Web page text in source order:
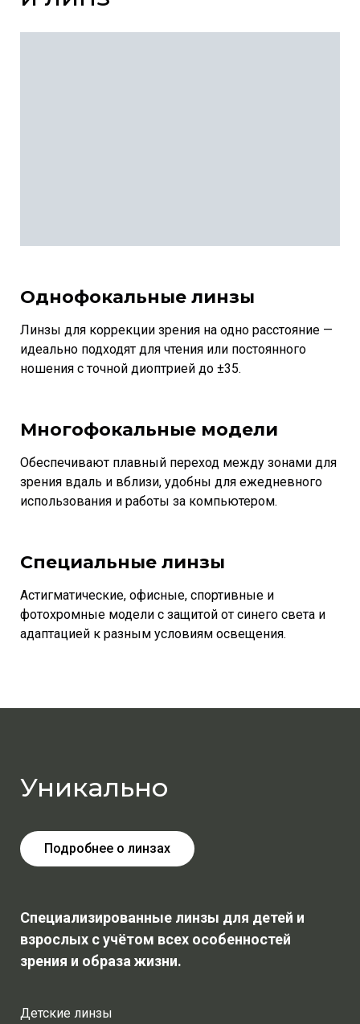
Однофокальные линзы
Линзы для коррекции зрения на одно расстояние —
идеально подходят для чтения или постоянного
ношения с точной диоптрией до ±35.
Многофокальные модели
Обеспечивают плавный переход между зонами для
зрения вдаль и вблизи, удобны для ежедневного
использования и работы за компьютером.
Специальные линзы
Астигматические, офисные, спортивные и
фотохромные модели с защитой от синего света и
адаптацией к разным условиям освещения.
Уникально
Подробнее о линзах
Специализированные линзы для детей и
взрослых с учётом всех особенностей
зрения и образа жизни.
Детские линзы